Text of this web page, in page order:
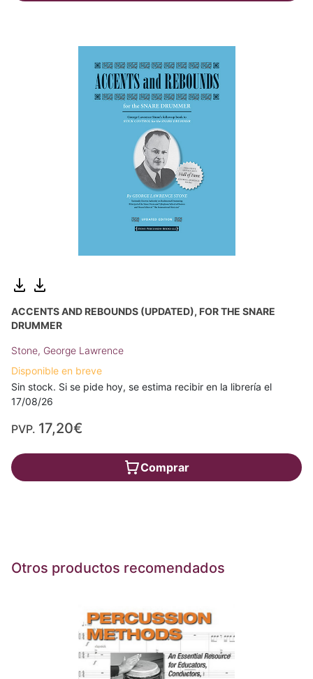
ACCENTS AND REBOUNDS (UPDATED), FOR THE SNARE
DRUMMER
Stone, George Lawrence
Disponible en breve
Sin stock. Si se pide hoy, se estima recibir en la librería el
17/08/26
PVP. 17,20€
Comprar
Otros productos recomendados